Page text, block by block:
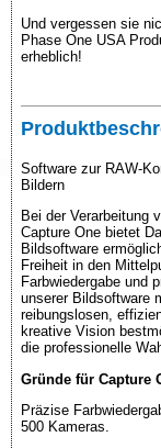
Und vergessen sie
Phase One USA
erheblich!
Software zur RAW-
Bildern
Bei der Verarbeitung
Capture One bietet
Bildsoftware
Freiheit in den
Farbwiedergabe und
unserer Bildsoftware
reibungslosen,
kreative Vision
die professionelle
Gründe für Capture
Präzise
500 Kameras.